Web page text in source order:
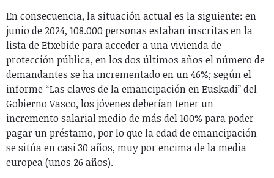
En consecuencia, la situación actual es la siguiente: en
junio de 2024, 108.000 personas estaban inscritas en la
lista de Etxebide para acceder a una vivienda de
protección pública, en los dos últimos años el número de
demandantes se ha incrementado en un 46%; según el
informe “Las claves de la emancipación en Euskadi” del
Gobierno Vasco, los jóvenes deberían tener un
incremento salarial medio de más del 100% para poder
pagar un préstamo, por lo que la edad de emancipación
se sitúa en casi 30 años, muy por encima de la media
europea (unos 26 años).